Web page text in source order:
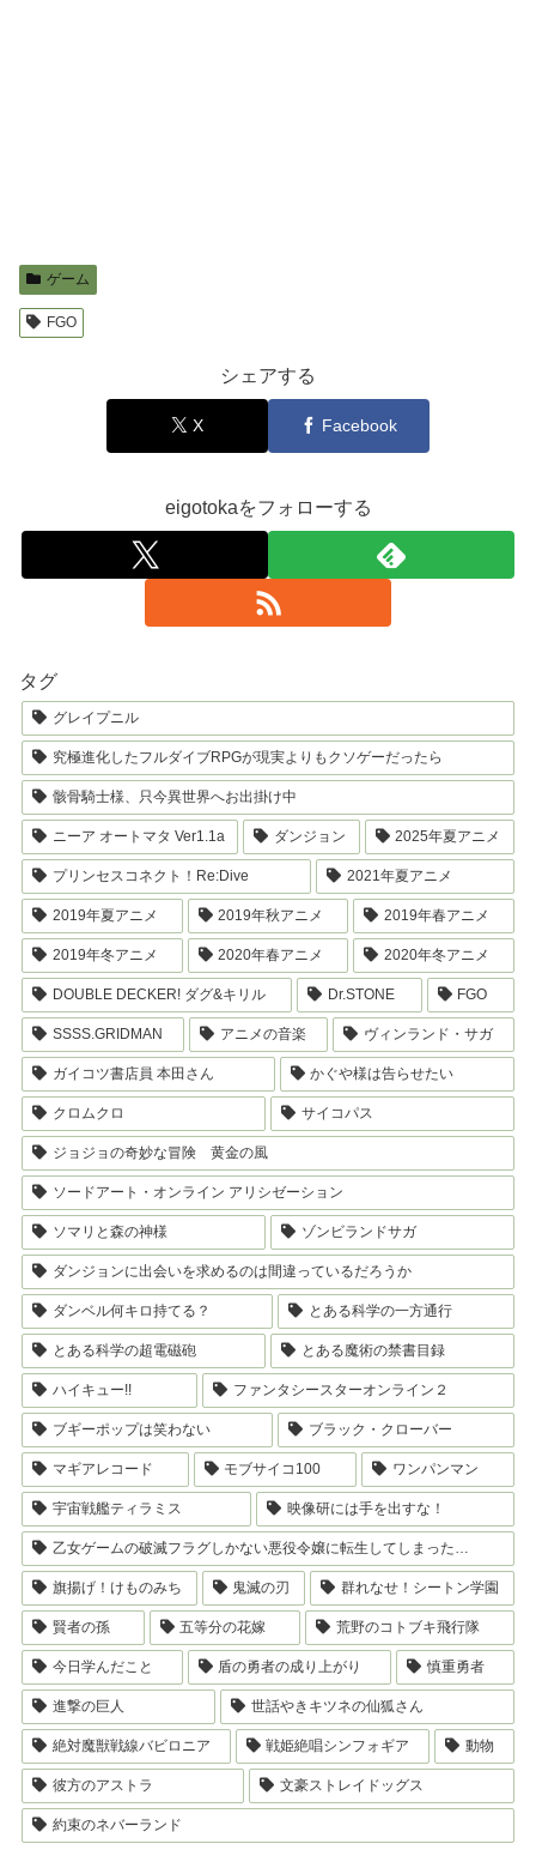
ゲーム
FGO
シェアする
X Facebook
eigotokaをフォローする
タグ
グレイプニル
究極進化したフルダイブRPGが現実よりもクソゲーだったら
骸骨騎士様、只今異世界へお出掛け中
ニーア オートマタ Ver1.1a ダンジョン 2025年夏アニメ
プリンセスコネクト！Re:Dive 2021年夏アニメ
2019年夏アニメ 2019年秋アニメ 2019年春アニメ
2019年冬アニメ 2020年春アニメ 2020年冬アニメ
DOUBLE DECKER! ダグ&キリル Dr.STONE FGO
SSSS.GRIDMAN アニメの音楽 ヴィンランド・サガ
ガイコツ書店員 本田さん かぐや様は告らせたい
クロムクロ サイコパス
ジョジョの奇妙な冒険 黄金の風
ソードアート・オンライン アリシゼーション
ソマリと森の神様 ゾンビランドサガ
ダンジョンに出会いを求めるのは間違っているだろうか
ダンベル何キロ持てる？ とある科学の一方通行
とある科学の超電磁砲 とある魔術の禁書目録
ハイキュー!! ファンタシースターオンライン２
ブギーポップは笑わない ブラック・クローバー
マギアレコード モブサイコ100 ワンパンマン
宇宙戦艦ティラミス 映像研には手を出すな！
乙女ゲームの破滅フラグしかない悪役令嬢に転生してしまった…
旗揚げ！けものみち 鬼滅の刃 群れなせ！シートン学園
賢者の孫 五等分の花嫁 荒野のコトブキ飛行隊
今日学んだこと 盾の勇者の成り上がり 慎重勇者
進撃の巨人 世話やきキツネの仙狐さん
絶対魔獣戦線バビロニア 戦姫絶唱シンフォギア 動物
彼方のアストラ 文豪ストレイドッグス
約束のネバーランド